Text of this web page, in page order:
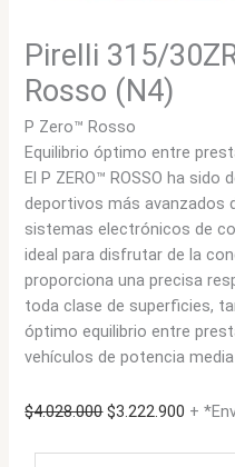
Pirelli 315/
Rosso (N4)
P Zero™ Rosso
Equilibrio óptimo entre
El P ZERO™ ROSSO ha
deportivos más avanzados
sistemas electrónicos de
ideal para disfrutar de la
proporciona una precisa
toda clase de superficies,
óptimo equilibrio entre
vehículos de potencia
$4.028.000El
$3.222.900 El
+